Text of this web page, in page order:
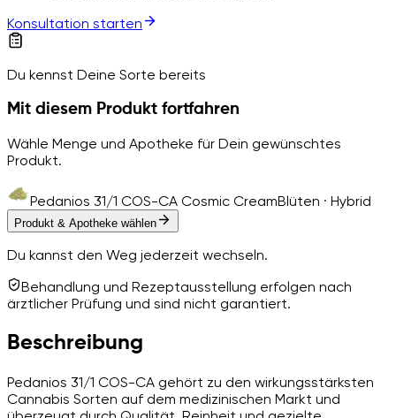
Konsultation starten
Du kennst Deine Sorte bereits
Mit diesem Produkt fortfahren
Wähle Menge und Apotheke für Dein gewünschtes
Produkt.
Pedanios 31/1 COS-CA Cosmic CreamBlüten · Hybrid
Produkt & Apotheke wählen
Du kannst den Weg jederzeit wechseln.
Behandlung und Rezeptausstellung erfolgen nach
ärztlicher Prüfung und sind nicht garantiert.
Beschreibung
Pedanios 31/1 COS-CA gehört zu den wirkungsstärksten
Cannabis Sorten auf dem medizinischen Markt und